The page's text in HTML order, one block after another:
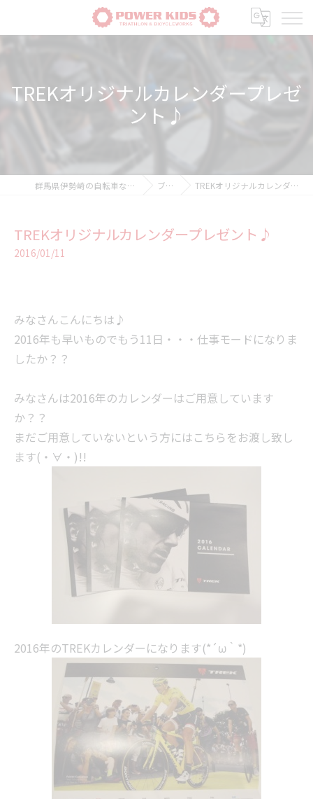
TREKオリジナルカレンダープレゼ
ント♪
群馬県伊勢崎の自転車ならPOWER-KIDS ブログ TREKオリジナルカレンダープレゼント♪
TREKオリジナルカレンダープレゼント♪
2016/01/11
みなさんこんにちは♪
2016年も早いものでもう11日・・・仕事モードになりま
したか？？
みなさんは2016年のカレンダーはご用意しています
か？？
まだご用意していないという方にはこちらをお渡し致し
ます(・∀・)!!
2016年のTREKカレンダーになります(*´ω｀*)